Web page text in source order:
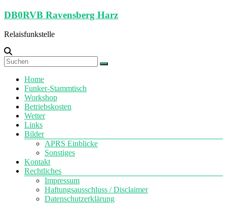
Zum
springen
DB0RVB Ravensberg Harz
Relaisfunkstelle
Menü
Home
Funker-Stammtisch
Workshop
Betriebskosten
Wetter
Links
Bilder
APRS Einblicke
Sonstiges
Kontakt
Rechtliches
Impressum
Haftungsausschluss / Disclaimer
Datenschutzerklärung